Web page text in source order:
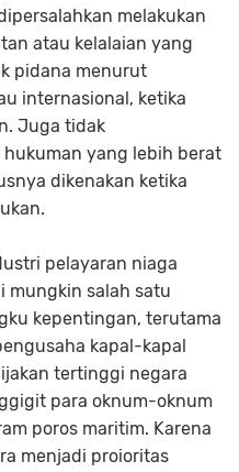
melakukan
atau kelalaian yang
pidana menurut
internasional, ketika
Juga tidak
yang lebih berat
dikenakan ketika
pelayaran niaga
mungkin salah satu
kepentingan, terutama
kapal-kapal
tertinggi negara
para oknum-oknum
poros maritim. Karena
menjadi proioritas